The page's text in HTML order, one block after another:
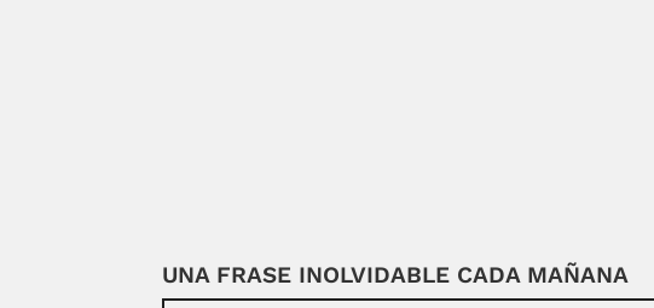
UNA FRASE INOLVIDABLE CADA MAÑANA